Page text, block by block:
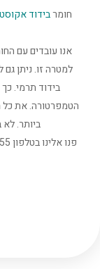
חומרבידוד
אנו עובדים עם
למטרה זו. ניתן
בידוד תרמי.
הטמפרטורה. את כל
ביותר.